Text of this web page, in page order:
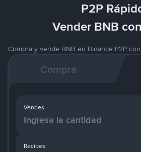
P2P
Vender BNB
Compra y vende BNB en Binance P2P
Compra
Recibes
Vendes